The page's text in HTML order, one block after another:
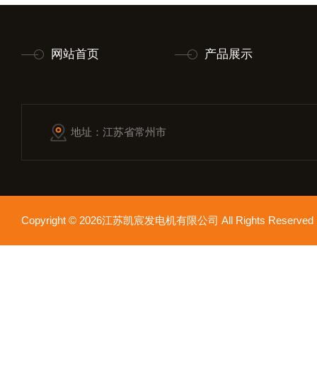
网站首页 产品展示
地址：江苏省常州市
Copyright © 2026江苏凯宸发电机有限公司 All Rights